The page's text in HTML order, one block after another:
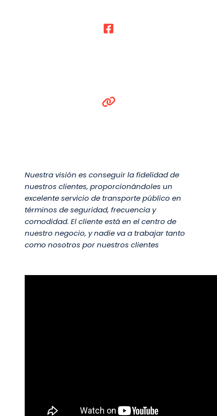
Nuestra visión es conseguir la fidelidad de
nuestros clientes, proporcionándoles un
excelente servicio de transporte público en
términos de seguridad, frecuencia y
comodidad. El cliente está en el centro de
nuestro negocio, y nadie va a trabajar tanto
como nosotros por nuestros clientes